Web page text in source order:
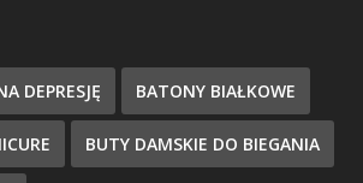
DEPRESJĘ BATONY BIAŁKOWE
BUTY DAMSKIE DO BIEGANIA